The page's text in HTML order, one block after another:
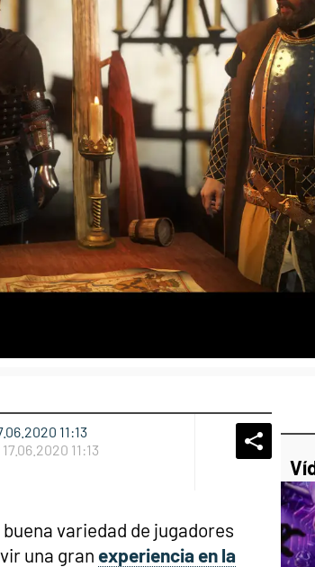
11:13
17.06.2020 11:13 Whatsapp
variedad de jugadores
una granexperiencia en la